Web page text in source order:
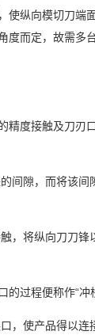
使纵向模切刀端
度而定，故需多
度接触及刀刃
隙，而将该间
将纵向刀刀锋
过程便称作“冲桥
使产品得以连